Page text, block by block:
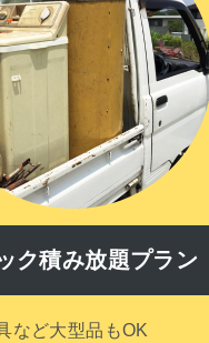
ク積み放題プラン
など大型品もOK